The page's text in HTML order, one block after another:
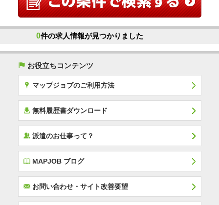
0件の求人情報が見つかりました
( お役立ちコンテンツ
x マップジョブのご利用方法
í 無料履歴書ダウンロード
‰派遣のお仕事って？
EMAPJOB ブログ
Fお問い合わせ・サイト改善要望